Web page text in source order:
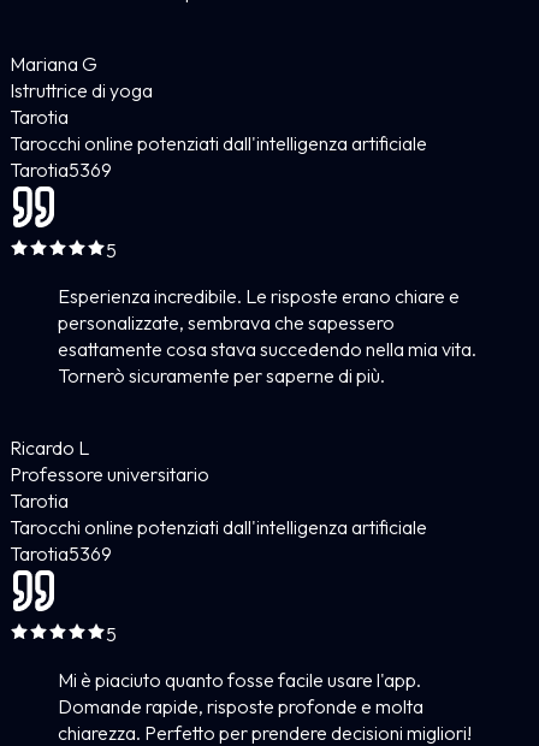
Mariana G
Istruttrice di yoga
Tarotia
Tarocchi online potenziati dall'intelligenza artificiale
Tarotia5369
5
Esperienza incredibile. Le risposte erano chiare e
personalizzate, sembrava che sapessero
esattamente cosa stava succedendo nella mia vita.
Tornerò sicuramente per saperne di più.
Ricardo L
Professore universitario
Tarotia
Tarocchi online potenziati dall'intelligenza artificiale
Tarotia5369
5
Mi è piaciuto quanto fosse facile usare l'app.
Domande rapide, risposte profonde e molta
chiarezza. Perfetto per prendere decisioni migliori!